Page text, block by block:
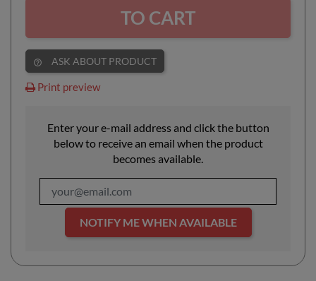
TO CART
help_outline ASK ABOUT PRODUCT
Print preview
Enter your e-mail address and click the button
below to receive an email when the product
becomes available.
NOTIFY ME WHEN AVAILABLE